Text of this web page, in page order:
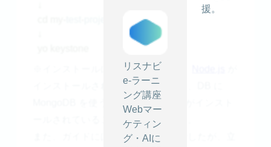
リスナビ
e-ラーニ
ング講座
Webマー
ケティン
グ・AIに
援。
※インストールに npm を使うので、
インストールされていること、また、DB に
MongoDB を使うので、
MongoDB
ールされていることが前提条件です。
また、ガイドには載っていませんでしたが、立